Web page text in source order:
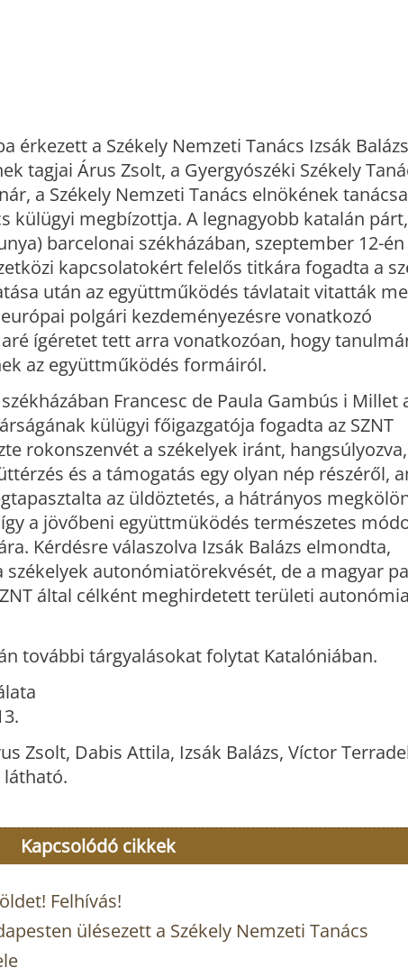
érkezett a Székely Nemzeti Tanács Izsák
tagjai Árus Zsolt, a Gyergyószéki Székely
a Székely Nemzeti Tanács elnökének
külügyi megbízottja. A legnagyobb katalán
barcelonai székházában, szeptember 12-
kapcsolatokért felelős titkára fogadta a
után az együttműködés távlatait vitatták
polgári kezdeményezésre vonatkozó
ígéretet tett arra vonatkozóan, hogy
az együttműködés formáiról.
Francesc de Paula Gambús i Millet
külügyi főigazgatója fogadta az SZNT
rokonszenvét a székelyek iránt,
és a támogatás egy olyan nép részéről,
az üldöztetés, a hátrányos
a jövőbeni együttmüködés természetes
Kérdésre válaszolva Izsák Balázs elmondta,
autonómiatörekvését, de a magyar
által célként meghirdetett területi autonómia
további tárgyalásokat folytat Katalóniában.
Zsolt, Dabis Attila, Izsák Balázs, Víctor
Kapcsolódó cikkek
Felhívás!
ülésezett a Székely Nemzeti Tanács